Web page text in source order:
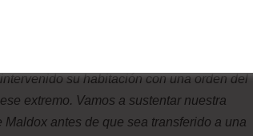
Cuando estuvieron a solas el
formal por ´tráfico de drogas´ no
su habitación con una orden del
extremo. Vamos a sustentar nuestra
antes de que sea transferido a una